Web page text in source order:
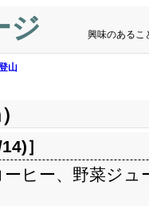
ジ 興味のあるこ
山
］
ヒー、野菜ジュ